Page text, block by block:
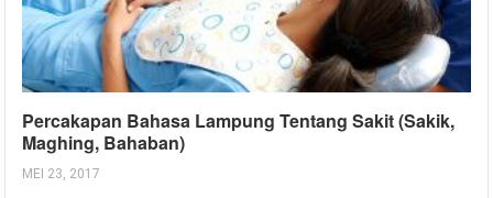
Percakapan Bahasa Lampung Tentang Sakit (Sakik,
Maghing, Bahaban)
MEI 23, 2017